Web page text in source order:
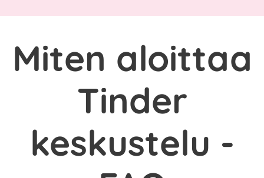
Miten aloittaa
Tinder
keskustelu -